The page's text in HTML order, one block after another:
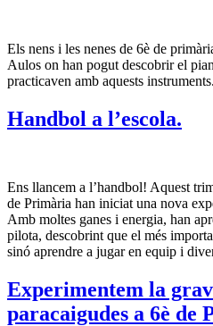
Els nens i les nenes de 6è de
Aulos on han pogut descobrir el
practicaven amb aquests instruments.
Handbol a l’escola.
Ens llancem a l’handbol! Aquest
de Primària han iniciat una nova
Amb moltes ganes i energia, han
pilota, descobrint que el més
sinó aprendre a jugar en equip i
Experimentem la
paracaigudes a 6è de